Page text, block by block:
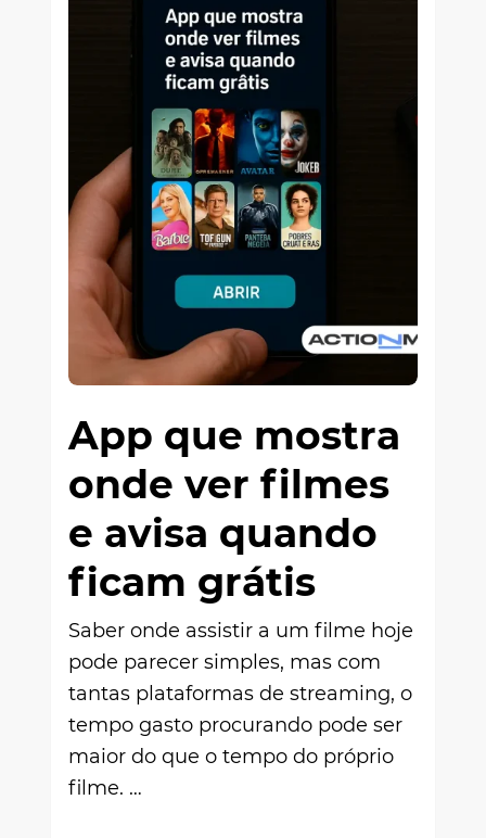
App que mostra
onde ver filmes
e avisa quando
ficam grátis
Saber onde assistir a um filme hoje
pode parecer simples, mas com
tantas plataformas de streaming, o
tempo gasto procurando pode ser
maior do que o tempo do próprio
filme. …